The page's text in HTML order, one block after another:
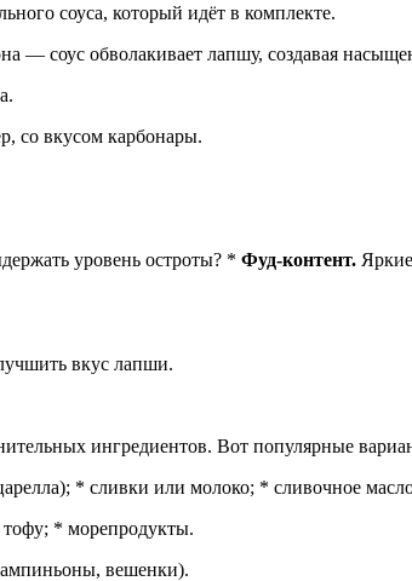
соуса, который идёт в комплекте.
— соус обволакивает лапшу, создавая
со вкусом карбонары.
уровень остроты? * Фуд‑контент.
вкус лапши.
ингредиентов. Вот популярные
* сливки или молоко; * сливочное
* морепродукты.
вешенки).